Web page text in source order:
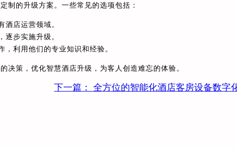
制的升级方案。一些常见的选项包括：
店运营领域。
步实施升级。
利用他们的专业知识和经验。
决策，优化智慧酒店升级，为客人创造难忘的体验。
下一篇： 全方位的智能化酒店客房设备数字